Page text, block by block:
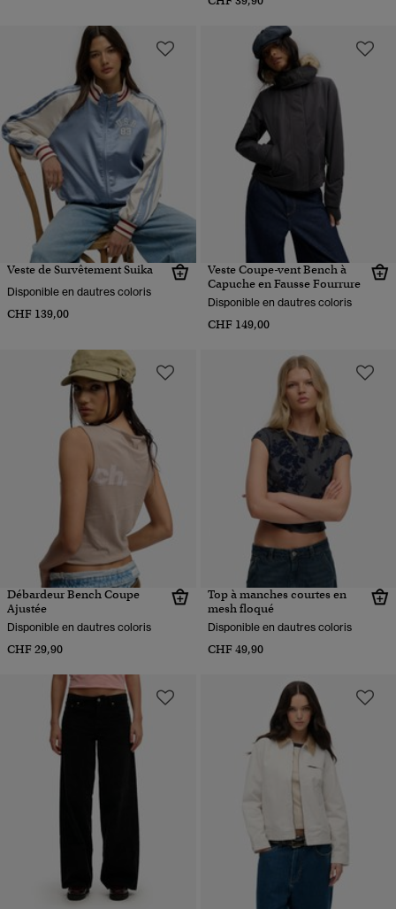
Veste de Survêtement Suika
Disponible en dautres coloris
CHF 139,00
Veste Coupe-vent Bench à
Capuche en Fausse Fourrure
Disponible en dautres coloris
CHF 149,00
Débardeur Bench Coupe
Ajustée
Disponible en dautres coloris
CHF 29,90
Top à manches courtes en
mesh floqué
Disponible en dautres coloris
CHF 49,90